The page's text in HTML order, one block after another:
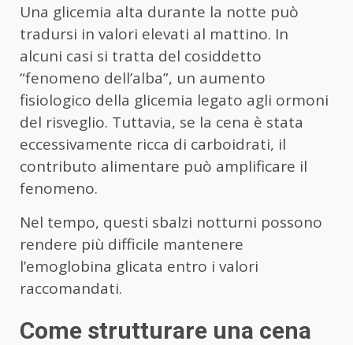
Una glicemia alta durante la notte può
tradursi in valori elevati al mattino. In
alcuni casi si tratta del cosiddetto
“fenomeno dell’alba”, un aumento
fisiologico della glicemia legato agli ormoni
del risveglio. Tuttavia, se la cena è stata
eccessivamente ricca di carboidrati, il
contributo alimentare può amplificare il
fenomeno.
Nel tempo, questi sbalzi notturni possono
rendere più difficile mantenere
l’emoglobina glicata entro i valori
raccomandati.
Come strutturare una cena